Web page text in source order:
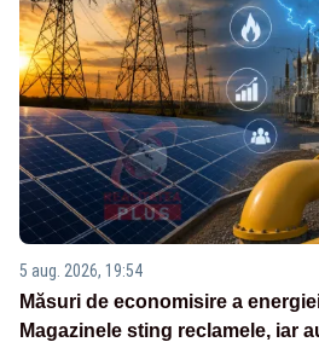
5 aug. 2026, 19:54
Măsuri de economisire a
Magazinele sting reclamele, iar